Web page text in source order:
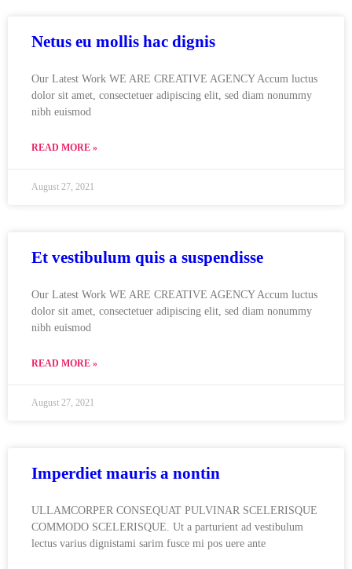
Netus eu mollis hac dignis
Our Latest Work WE ARE CREATIVE AGENCY Accum luctus
dolor sit amet, consectetuer adipiscing elit, sed diam nonummy
nibh euismod
READ MORE »
August 27, 2021
Et vestibulum quis a suspendisse
Our Latest Work WE ARE CREATIVE AGENCY Accum luctus
dolor sit amet, consectetuer adipiscing elit, sed diam nonummy
nibh euismod
READ MORE »
August 27, 2021
Imperdiet mauris a nontin
ULLAMCORPER CONSEQUAT PULVINAR SCELERISQUE
COMMODO SCELERISQUE. Ut a parturient ad vestibulum
lectus varius dignistami sarim fusce mi pos uere ante